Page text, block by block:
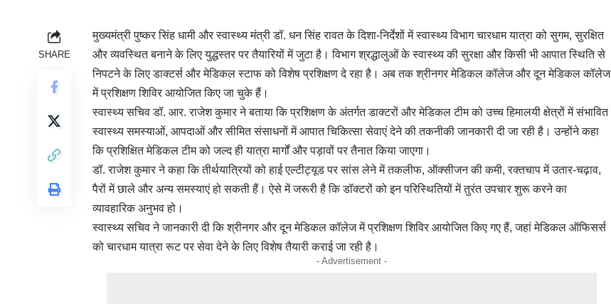
SHARE
मुख्यमंत्री पुष्कर सिंह धामी और स्वास्थ्य मंत्री डॉ. धन सिंह रावत के दिशा-निर्देशों में स्वास्थ्य विभाग चारधाम यात्रा को सुगम, सुरक्षित
और व्यवस्थित बनाने के लिए युद्धस्तर पर तैयारियों में जुटा है। विभाग श्रद्धालुओं के स्वास्थ्य की सुरक्षा और किसी भी आपात स्थिति से
निपटने के लिए डाक्टर्स और मेडिकल स्टाफ को विशेष प्रशिक्षण दे रहा है। अब तक श्रीनगर मेडिकल कॉलेज और दून मेडिकल कॉलेज
में प्रशिक्षण शिविर आयोजित किए जा चुके हैं।
स्वास्थ्य सचिव डॉ. आर. राजेश कुमार ने बताया कि प्रशिक्षण के अंतर्गत डाक्टरों और मेडिकल टीम को उच्च हिमालयी क्षेत्रों में संभावित
स्वास्थ्य समस्याओं, आपदाओं और सीमित संसाधनों में आपात चिकित्सा सेवाएं देने की तकनीकी जानकारी दी जा रही है। उन्होंने कहा
कि प्रशिक्षित मेडिकल टीम को जल्द ही यात्रा मार्गों और पड़ावों पर तैनात किया जाएगा।
डॉ. राजेश कुमार ने कहा कि तीर्थयात्रियों को हाई एल्टीट्यूड पर सांस लेने में तकलीफ, ऑक्सीजन की कमी, रक्तचाप में उतार-चढ़ाव,
पैरों में छाले और अन्य समस्याएं हो सकती हैं। ऐसे में जरूरी है कि डॉक्टरों को इन परिस्थितियों में तुरंत उपचार शुरू करने का
व्यावहारिक अनुभव हो।
स्वास्थ्य सचिव ने जानकारी दी कि श्रीनगर और दून मेडिकल कॉलेज में प्रशिक्षण शिविर आयोजित किए गए हैं, जहां मेडिकल ऑफिसर्स
को चारधाम यात्रा रूट पर सेवा देने के लिए विशेष तैयारी कराई जा रही है।
- Advertisement -